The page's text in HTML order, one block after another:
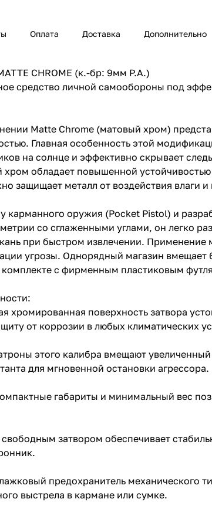
Оплата Доставка Дополнительно
CHROME (к.-бр: 9мм P.A.)
средство личной самообороны под
Matte Chrome (матовый хром)
Главная особенность этой
на солнце и эффективно скрывает
обладает повышенной
защищает металл от воздействия влаги
карманного оружия (Pocket Pistol) и
со сглаженными углами, он легко
при быстром извлечении.
угрозы. Однорядный магазин
комплекте с фирменным пластиковым
поверхность затвора
от коррозии в любых климатических
этого калибра вмещают
для мгновенной остановки агрессора.
габариты и минимальный вес
затвором обеспечивает
предохранитель механического
выстрела в кармане или сумке.